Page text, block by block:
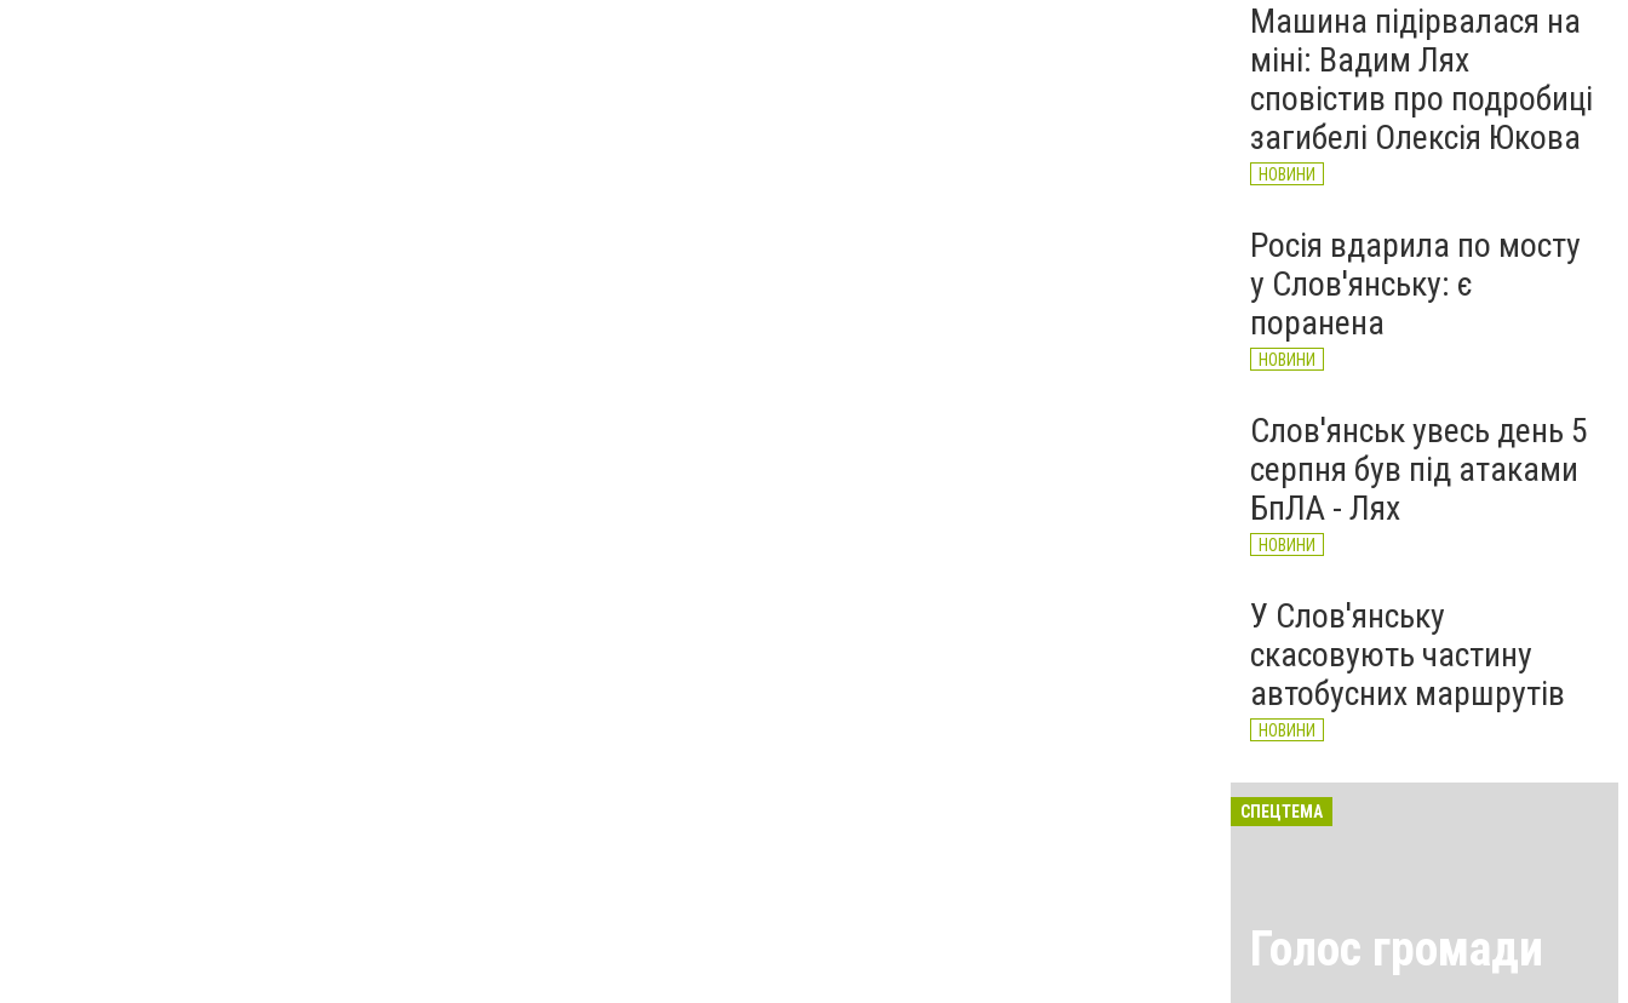
Машина підірвалася на
міні: Вадим Лях
сповістив про подробиці
загибелі Олексія Юкова
НОВИНИ
Росія вдарила по мосту
у Слов'янську: є
поранена
НОВИНИ
Слов'янськ увесь день 5
серпня був під атаками
БпЛА - Лях
НОВИНИ
У Слов'янську
скасовують частину
автобусних маршрутів
НОВИНИ
СПЕЦТЕМА
Голос громади